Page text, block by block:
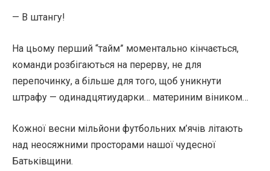
— В штангу!
На цьому перший “тайм” моментально кінчається,
команди розбігаються на перерву, не для
перепочинку, а більше для того, щоб уникнути
штрафу — одинадцятиударки… материним віником…
Кожної весни мільйони футбольних м’ячів літають
над неосяжними просторами нашої чудесної
Батьківщини.